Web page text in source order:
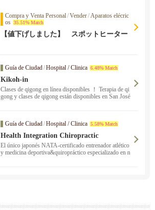
Compra y Venta Personal/Vender/Aparatos elécric
os 35.51% Match
【値下げしました】 スポットヒーター
Guía de Ciudad/Hospital / Clinica 6.48% Match
Kikoh-in
Clases de qigong en línea disponibles ！ Terapia de qi
gong y clases de qigong están disponibles en San José
acto con nosotros para obtener más información. Nos
desplazamos a San Francisco, Berkeley, Oakland, Fre
mont y San Mateo. También ofrecemos programas de r
espiración, desestresantes, de prevención del cáncer y
de mejora de la salud y la fertilidad.
Guía de Ciudad/Hospital / Clinica 5.58% Match
Health Integration Chiropractic
El único japonés NATA-certificado entrenador atlético
y medicina deportiva&quiropráctico especializado en n